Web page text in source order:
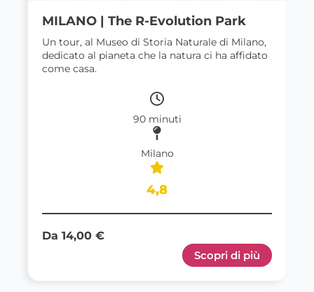
MILANO | The R-Evolution Park
Un tour, al Museo di Storia Naturale di Milano,
dedicato al pianeta che la natura ci ha affidato
come casa.
90 minuti
Milano
4,8
Da 14,00 €
Scopri di più